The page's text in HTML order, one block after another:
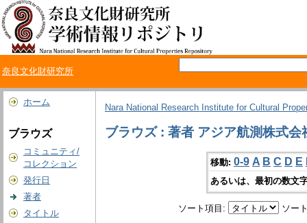
奈良文化財研究所
ホーム
ブラウズ
コミュニティ/
コレクション
発行日
著者
タイトル
Nara National Research Institute for Cultural
ブラウズ : 著者 アジア航測株式会
移動: 0-9 A B C D E
あるいは、最初の数文
ソート項目: ソー